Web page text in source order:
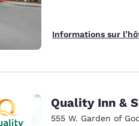
Informations sur
Quality Inn &
555 W. Garden of